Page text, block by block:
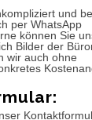
und
per WhatsApp
können Sie
Bilder der
wir auch ohne